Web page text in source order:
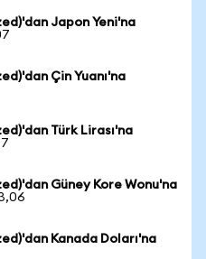
Japon Yeni'na
Çin Yuanı'na
Türk Lirası'na
Güney Kore Wonu'na
Kanada Doları'na